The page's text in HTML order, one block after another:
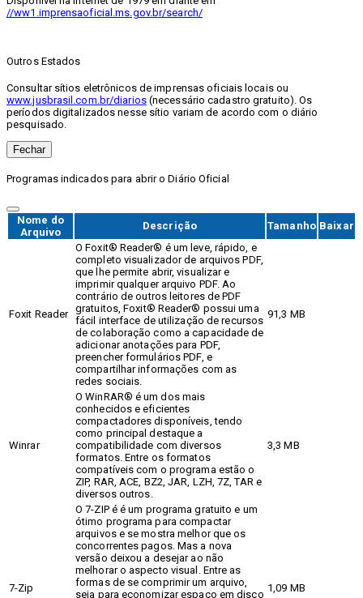
//ww1.imprensaoficial.ms.gov.br/search/
Outros Estados
Consultar sítios eletrônicos de imprensas oficiais locais ou
www.jusbrasil.com.br/diarios(necessário cadastro gratuito). Os
períodos digitalizados nesse sítio variam de acordo com o diário
pesquisado.
Fechar
Programas indicados para abrir o Diário Oficial
Nome do
Arquivo
Descrição Tamanho Baixar
Foxit Reader
O Foxit® Reader® é um leve, rápido, e
completo visualizador de arquivos PDF,
que lhe permite abrir, visualizar e
imprimir qualquer arquivo PDF. Ao
contrário de outros leitores de PDF
gratuitos, Foxit® Reader® possui uma
fácil interface de utilização de recursos
de colaboração como a capacidade de
adicionar anotações para PDF,
preencher formulários PDF, e
compartilhar informações com as
redes sociais.
91,3 MB
Winrar
O WinRAR® é um dos mais
conhecidos e eficientes
compactadores disponíveis, tendo
como principal destaque a
compatibilidade com diversos
formatos. Entre os formatos
compatíveis com o programa estão o
ZIP, RAR, ACE, BZ2, JAR, LZH, 7Z, TAR e
diversos outros.
3,3 MB
7-Zip
O 7-ZIP é é um programa gratuito e um
ótimo programa para compactar
arquivos e se mostra melhor que os
concorrentes pagos. Mas a nova
versão deixou a desejar ao não
melhorar o aspecto visual. Entre as
formas de se comprimir um arquivo,
seja para economizar espaço em disco
1,09 MB